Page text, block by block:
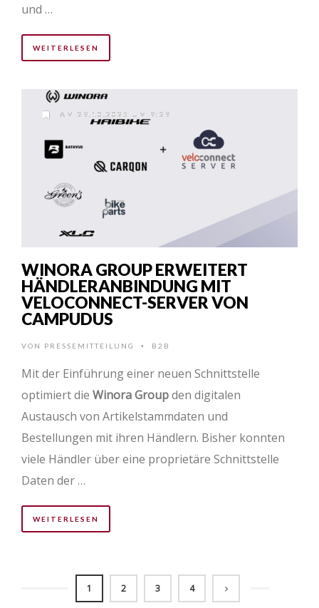
und …
WEITERLESEN
AM 29.10.2025 UM 9:29
WINORA GROUP ERWEITERT
HÄNDLERANBINDUNG MIT
VELOCONNECT-SERVER VON
CAMPUDUS
VON PRESSEMITTEILUNG • B2B
Mit der Einführung einer neuen Schnittstelle
optimiert die Winora Groupden digitalen
Austausch von Artikelstammdaten und
Bestellungen mit ihren Händlern. Bisher konnten
viele Händler über eine proprietäre Schnittstelle
Daten der …
WEITERLESEN
1 2 3 4